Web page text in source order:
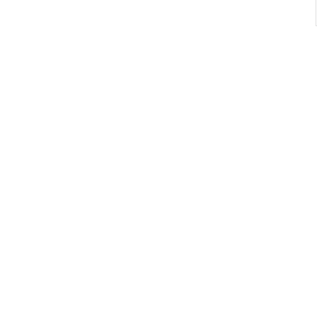
持复苏程序。홈플러스强调：“
复苏程序的持续将变得困难，最终可能转向清算程序。” 资金困